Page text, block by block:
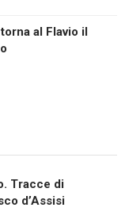
al Flavio il
Tracce di
d’Assisi